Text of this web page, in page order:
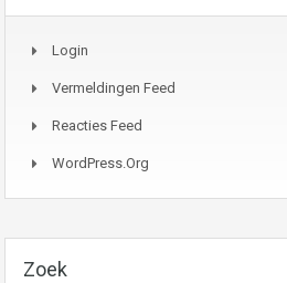
Login
Vermeldingen Feed
Reacties Feed
WordPress.org
Zoek